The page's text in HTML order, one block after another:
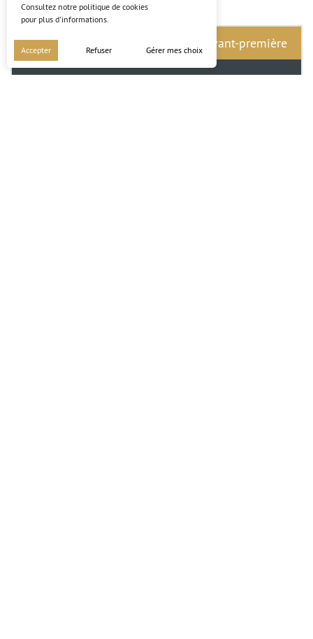
Avant-première
Consultez notre politique de cookies
pour plus d'informations.
Accepter Refuser Gérer mes choix